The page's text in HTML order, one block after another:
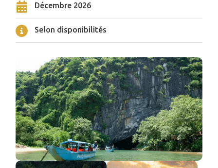
Décembre 2026
Selon disponibilités